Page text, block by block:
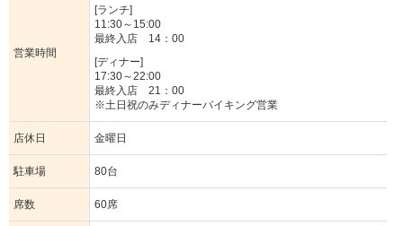
営業時間
[ランチ]
11:30～15:00
最終入店 14：00
[ディナー]
17:30～22:00
最終入店 21：00
※土日祝のみディナーバイキング営業
店休日 金曜日
駐車場 80台
席数 60席